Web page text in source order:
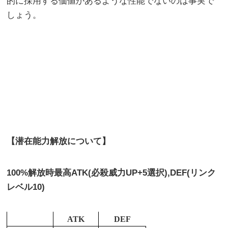
しょう。
【潜在能力解放について】
100%解放時最高ATK(必殺威力UP+5選択),DEF(リンク
レベル10)
ATK DEF